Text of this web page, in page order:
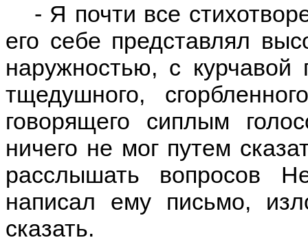
- Я почти все
его себе представлял
наружностью, с
тщедушного,
говорящего сиплым
ничего не мог путем
расслышать вопросов
написал ему письмо,
сказать.